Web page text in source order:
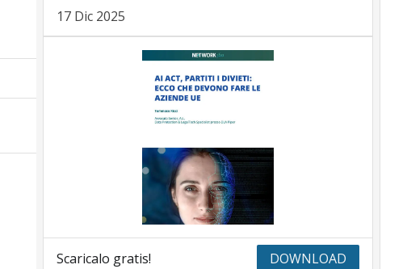
17 Dic 2025
Scaricalo gratis! DOWNLOAD